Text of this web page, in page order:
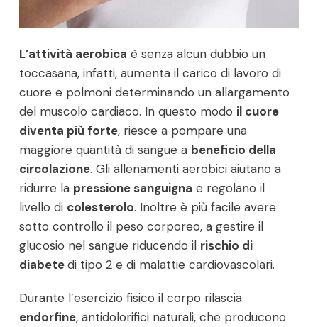
L’attività aerobica è senza alcun dubbio un
toccasana, infatti, aumenta il carico di lavoro di
cuore e polmoni determinando un allargamento
del muscolo cardiaco. In questo modo il cuore
diventa più forte, riesce a pompare una
maggiore quantità di sangue a beneficio della
circolazione. Gli allenamenti aerobici aiutano a
ridurre la pressione sanguigna e regolano il
livello di colesterolo. Inoltre è più facile avere
sotto controllo il peso corporeo, a gestire il
glucosio nel sangue riducendo il rischio di
diabetedi tipo 2 e di malattie cardiovascolari.
Durante l’esercizio fisico il corpo rilascia
endorfine, antidolorifici naturali, che producono